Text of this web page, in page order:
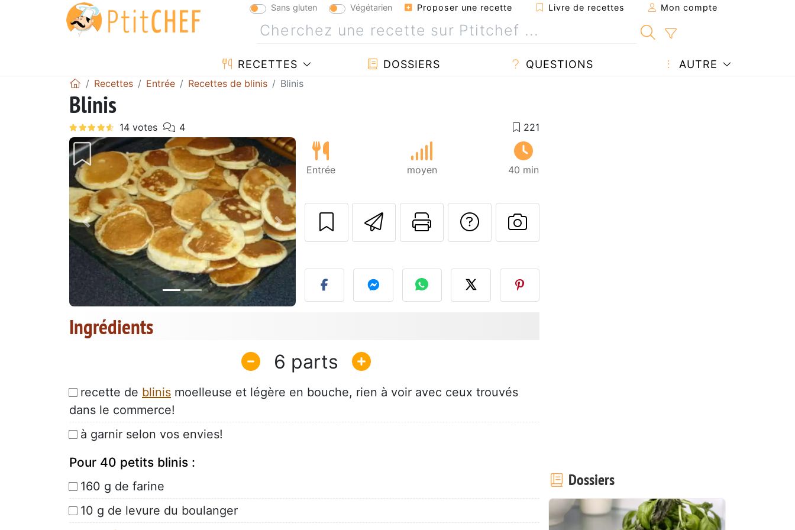
Sans gluten Végétarien Proposer une recette Livre de recettes Mon compte
RECETTES DOSSIERS QUESTIONS AUTRE
Recettes Entrée Recettes de blinis Blinis
Blinis
Précédent Suivant
Entrée moyen 40 min
Envoyer cette recette à un ami
Imprimer cette page
Poser une question à l'auteur
Publier votre photo de cette
Ingrédients
6
recette de blinis moelleuse et légère en bouche, rien à voir avec ceux trouvés
dans le commerce!
à garnir selon vos envies!
Pour 40 petits blinis :
160 g de farine
10 g de levure du boulanger
Dossiers